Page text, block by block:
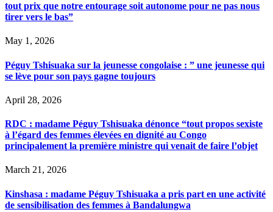
tout prix que notre entourage soit autonome pour ne pas nous
tirer vers le bas”
May 1, 2026
Péguy Tshisuaka sur la jeunesse congolaise : ” une jeunesse qui
se lève pour son pays gagne toujours
April 28, 2026
RDC : madame Péguy Tshisuaka dénonce “tout propos sexiste
à l’égard des femmes élevées en dignité au Congo
principalement la première ministre qui venait de faire l’objet
March 21, 2026
Kinshasa : madame Péguy Tshisuaka a pris part en une activité
de sensibilisation des femmes à Bandalungwa